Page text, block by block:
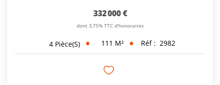
332 000 €
dont 3,75% TTC d'honoraires
4 Pièce(s) 111 M² Réf : 2982